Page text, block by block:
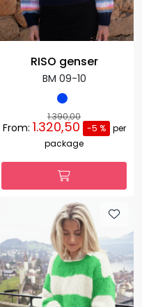
RISO genser
BM 09-10
1.390,00
From: 1.320,50 -5 %
per
package